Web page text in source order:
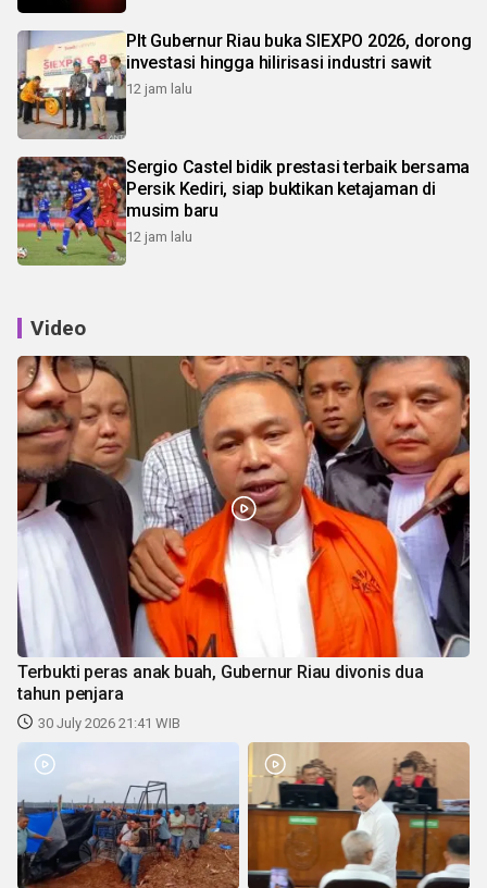
Plt Gubernur Riau buka SIEXPO 2026, dorong
investasi hingga hilirisasi industri sawit
12 jam lalu
Sergio Castel bidik prestasi terbaik bersama
Persik Kediri, siap buktikan ketajaman di
musim baru
12 jam lalu
Video
Terbukti peras anak buah, Gubernur Riau divonis dua
tahun penjara
30 July 2026 21:41 WIB